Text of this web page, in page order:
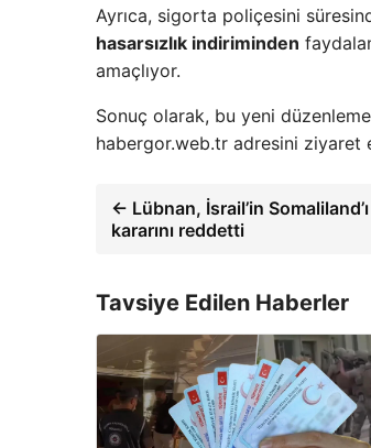
Ayrıca, sigorta poliçesini
hasarsızlık indiriminden
amaçlıyor.
Sonuç olarak, bu yeni
habergor.web.tr adresini ziyaret
← Lübnan, İsrail’in
kararını reddetti
Tavsiye Edilen Haberler